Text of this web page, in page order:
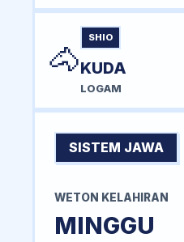
🐴
SHIO
KUDA
LOGAM
SISTEM JAWA
WETON KELAHIRAN
MINGGU